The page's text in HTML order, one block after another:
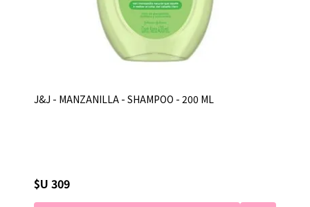
J&J - MANZANILLA - SHAMPOO - 200 ML
$U 309